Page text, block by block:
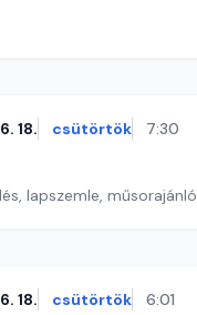
18. csütörtök 7:30
lapszemle, műsorajánló
18. csütörtök 6:01